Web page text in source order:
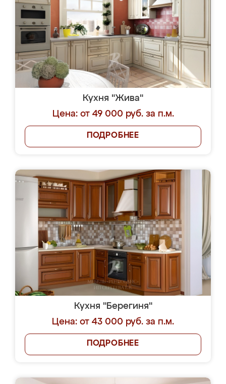
Кухня "Жива"
Цена: от 49 000 руб. за п.м.
ПОДРОБНЕЕ
Кухня "Берегиня"
Цена: от 43 000 руб. за п.м.
ПОДРОБНЕЕ